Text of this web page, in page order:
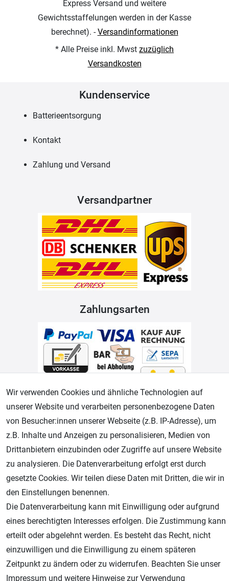
Express Versand und weitere
Gewichtsstaffelungen werden in der Kasse
berechnet). -Versandinformationen
* Alle Preise inkl. Mwst zuzüglich
Versandkosten
Kundenservice
Batterieentsorgung
Kontakt
Zahlung und Versand
Versandpartner
Zahlungsarten
Geprüfter Shop
AGB Widerrufsrecht Datenschutz Impressum
Unsere weiteren Shops:
Wir verwenden Cookies und ähnliche Technologien auf
unserer Website und verarbeiten personenbezogene Daten
von Besucher:innen unserer Webseite (z.B. IP-Adresse), um
z.B. Inhalte und Anzeigen zu personalisieren, Medien von
Drittanbietern einzubinden oder Zugriffe auf unsere Website
zu analysieren. Die Datenverarbeitung erfolgt erst durch
gesetzte Cookies. Wir teilen diese Daten mit Dritten, die wir in
den Einstellungen benennen.
Die Datenverarbeitung kann mit Einwilligung oder aufgrund
eines berechtigten Interesses erfolgen. Die Zustimmung kann
erteilt oder abgelehnt werden. Es besteht das Recht, nicht
einzuwilligen und die Einwilligung zu einem späteren
Zeitpunkt zu ändern oder zu widerrufen. Beachten Sie unser
Impressum und weitere Hinweise zur Verwendung